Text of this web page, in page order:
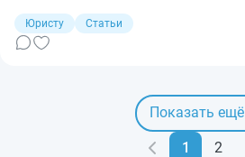
Юристу
Статьи
Показать ещё
1 2